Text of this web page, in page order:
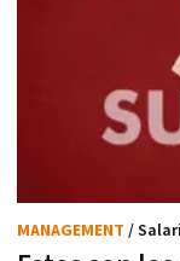
MANAGEMENT /